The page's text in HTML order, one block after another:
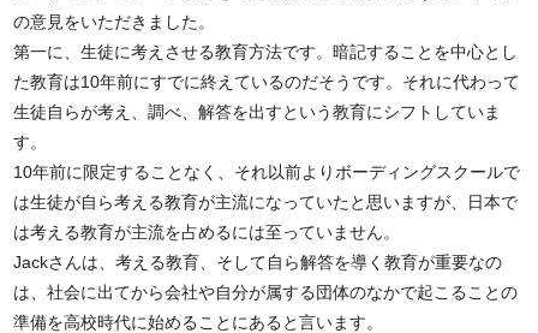
の意見をいただきました。
第一に、生徒に考えさせる教育方法です。暗記することを中心とし
た教育は10年前にすでに終えているのだそうです。それに代わって
生徒自らが考え、調べ、解答を出すという教育にシフトしていま
す。
10年前に限定することなく、それ以前よりボーディングスクールで
は生徒が自ら考える教育が主流になっていたと思いますが、日本で
は考える教育が主流を占めるには至っていません。
Jackさんは、考える教育、そして自ら解答を導く教育が重要なの
は、社会に出てから会社や自分が属する団体のなかで起こることの
準備を高校時代に始めることにあると言います。